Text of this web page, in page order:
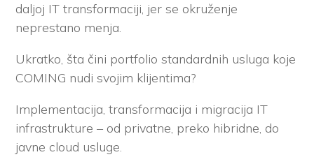
daljoj IT transformaciji, jer se okruženje
neprestano menja.
Ukratko, šta čini portfolio standardnih usluga koje
COMING nudi svojim klijentima?
Implementacija, transformacija i migracija IT
infrastrukture – od privatne, preko hibridne, do
javne cloud usluge.